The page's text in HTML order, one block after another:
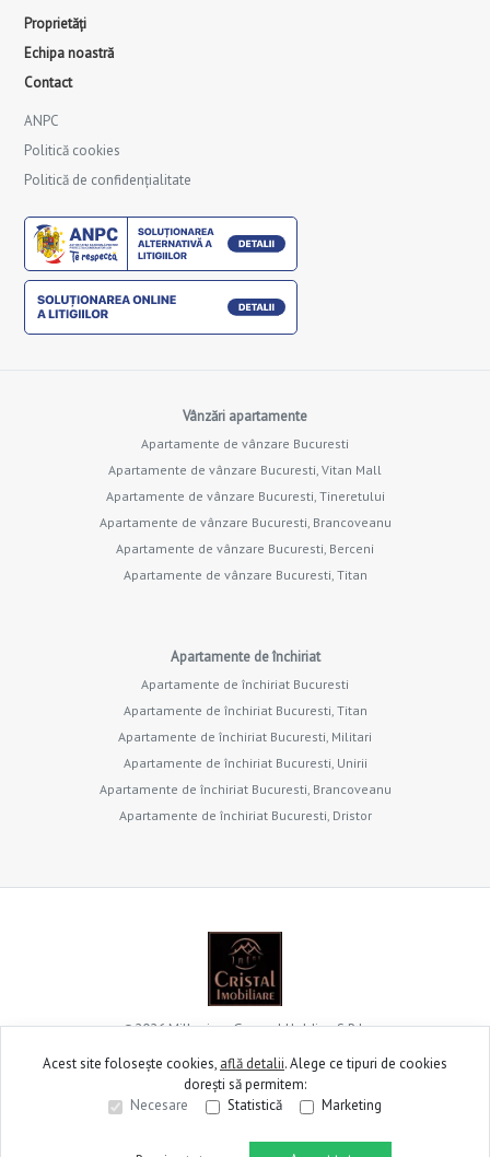
Proprietăți
Echipa noastră
Contact
ANPC
Politică cookies
Politică de confidențialitate
Vânzări apartamente
Apartamente de vânzare Bucuresti
Apartamente de vânzare Bucuresti, Vitan Mall
Apartamente de vânzare Bucuresti, Tineretului
Apartamente de vânzare Bucuresti, Brancoveanu
Apartamente de vânzare Bucuresti, Berceni
Apartamente de vânzare Bucuresti, Titan
Apartamente de închiriat
Apartamente de închiriat Bucuresti
Apartamente de închiriat Bucuresti, Titan
Apartamente de închiriat Bucuresti, Militari
Apartamente de închiriat Bucuresti, Unirii
Apartamente de închiriat Bucuresti, Brancoveanu
Apartamente de închiriat Bucuresti, Dristor
©2026Millenium General Holding S.R.L.
Site creat în
Acest site folosește cookies, află detalii.Alege ce tipuri de cookies
dorești să permitem:
Necesare
Statistică Marketing